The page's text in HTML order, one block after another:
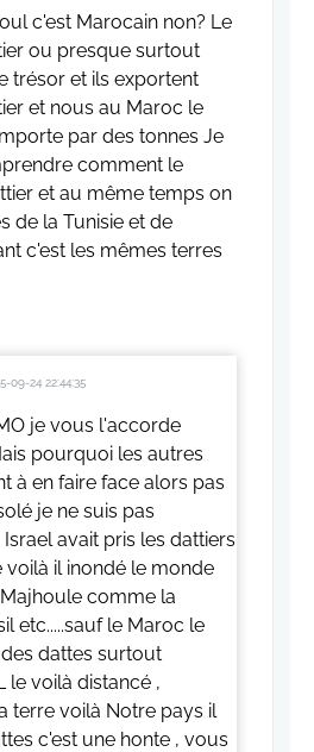
c'est Marocain non? Le
ou presque surtout
trésor et ils exportent
et nous au Maroc le
par des tonnes Je
comment le
et au même temps on
de la Tunisie et de
c'est les mêmes terres
09-24 22:44:35
je vous l'accorde
pourquoi les autres
à en faire face alors pas
je ne suis pas
avait pris les dattiers
il inondé le monde
comme la
etc.....sauf le Maroc le
dattes surtout
le voilà distancé ,
terre voilà Notre pays il
c'est une honte , vous